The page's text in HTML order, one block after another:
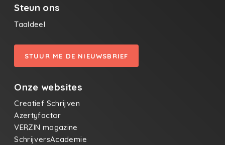
Steun ons
Taaldeel
STUUR ME DE NIEUWSBRIEF
Onze websites
Creatief Schrijven
Azertyfactor
VERZIN magazine
SchrijversAcademie